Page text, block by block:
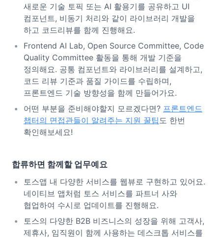
새로운 기술 토픽 또는 AI 활용기를 공유하고 UI
컴포넌트, 비동기 처리와 같이 라이브러리 개발을
하고 코드리뷰를 함께 진행해요.
Frontend AI Lab, Open Source Committee, Code
Quality Committee 활동을 통해 개발 기준을
정의해요. 공통 컴포넌트와 라이브러리를 설계하고,
코드 리뷰 기준과 품질 가이드를 수립하며,
프론트엔드 기술 방향성을 함께 만들어가요.
어떤 부분을 준비해야할지 모르겠다면? 프론트엔드
챕터의 면접관들이 알려주는 지원 꿀팁도 한번
확인해보세요!
합류하면 함께할 업무예요
토스앱 내 다양한 서비스를 웹뷰로 구현하고 있어요.
네이티브 앱처럼 토스 서비스를 파트너 사와
협업하여 수시로 업데이트를 진행해요.
토스의 다양한 B2B 비즈니스의 성장을 위해 고객사,
제휴사, 임직원이 함께 사용하는 데스크톱 서비스를